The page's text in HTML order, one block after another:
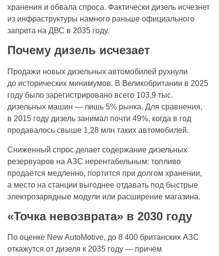
хранения и обвала спроса. Фактически дизель исчезнет
из инфраструктуры намного раньше официального
запрета на ДВС в 2035 году.
Почему дизель исчезает
Продажи новых дизельных автомобилей рухнули
до исторических минимумов. В Великобритании в 2025
году было зарегистрировано всего 103,9 тыс.
дизельных машин — лишь 5% рынка. Для сравнения,
в 2015 году дизель занимал почти 49%, когда в год
продавалось свыше 1,28 млн таких автомобилей.
Сниженный спрос делает содержание дизельных
резервуаров на АЗС нерентабельным: топливо
продаётся медленно, портится при долгом хранении,
а место на станции выгоднее отдавать под быстрые
электрозарядные модули или расширение магазина.
«Точка невозврата» в 2030 году
По оценке New AutoMotive, до 8 400 британских АЗС
откажутся от дизеля к 2035 году — причём